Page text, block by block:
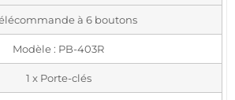
à 6 boutons
Modèle : PB-403R
1 x Porte-clés